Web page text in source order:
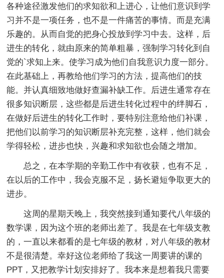
各种途径激发他们的求知欲和上进心，让他们意识到学
习并不是一项任务，也不是一件痛苦的事情。而是充满
乐趣的。从而自觉的把身心投放到学习中去。这样，后
进生的转化，就由原来的简单粗暴，强制学习转化到自
觉的`求知上来。使学习成为他们自我意识力度一部分。
在此基础上，再教给他们学习的方法，提高他们的技
能。并认真细致地做好查漏补缺工作。后进生通常存在
很多知识断层，这些都是后进生转化过程中的绊脚石，
在做好后进生的转化工作时，要特别注意给他们补课，
把他们以前学习的知识断层补充完整，这样，他们就会
学得轻松，进步也快，兴趣和求知欲也会随之增加。
总之，在本学期的辛勤工作中有收获，也有不足，
在以后的工作中，我会克服不足，扬长避短争取更大的
进步。
这周的星期天晚上，我突然接到通知要代八年级的
数学课，因为这个班的老师出差了。我是在七年级支教
的，一直以来都看的是七年级的教材，对八年级的教材
不是很清楚。幸好这位老师给了我这一周要讲的课的
PPT，又把教学计划安排好了。我本来是想着我只需要